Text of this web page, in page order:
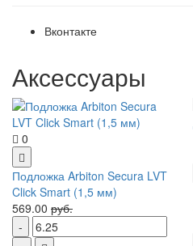
Вконтакте
Аксессуары
0
Подложка Arbiton Secura LVT
Click Smart (1,5 мм)
569.00 руб.